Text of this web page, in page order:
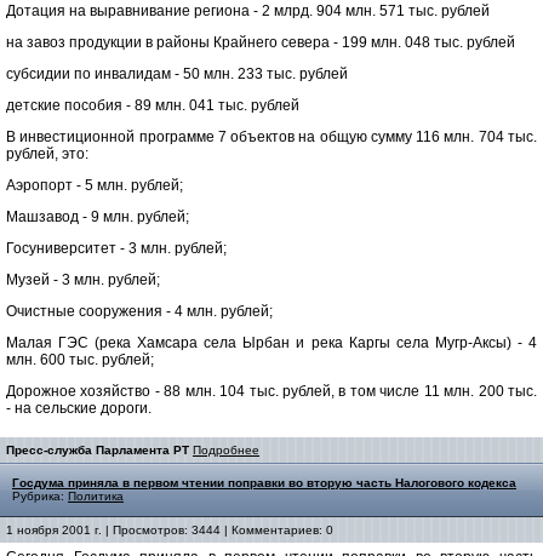
Дотация на выравнивание региона - 2 млрд. 904 млн. 571 тыс. рублей
на завоз продукции в районы Крайнего севера - 199 млн. 048 тыс. рублей
субсидии по инвалидам - 50 млн. 233 тыс. рублей
детские пособия - 89 млн. 041 тыс. рублей
В инвестиционной программе 7 объектов на общую сумму 116 млн. 704 тыс.
рублей, это:
Аэропорт - 5 млн. рублей;
Машзавод - 9 млн. рублей;
Госуниверситет - 3 млн. рублей;
Музей - 3 млн. рублей;
Очистные сооружения - 4 млн. рублей;
Малая ГЭС (река Хамсара села Ырбан и река Каргы села Мугр-Аксы) - 4
млн. 600 тыс. рублей;
Дорожное хозяйство - 88 млн. 104 тыс. рублей, в том числе 11 млн. 200 тыс.
- на сельские дороги.
Пресс-служба Парламента РТ Подробнее
Госдума приняла в первом чтении поправки во вторую часть Налогового кодекса
Рубрика: Политика
1 ноября 2001 г. | Просмотров: 3444 | Комментариев: 0